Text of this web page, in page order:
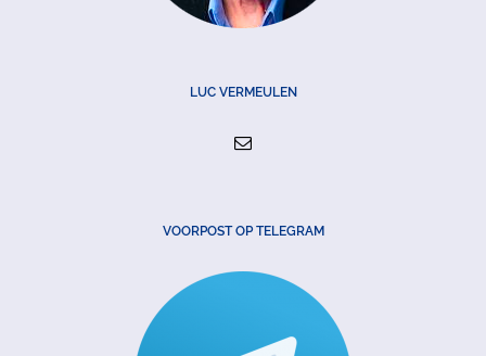
LUC VERMEULEN
VOORPOST OP TELEGRAM